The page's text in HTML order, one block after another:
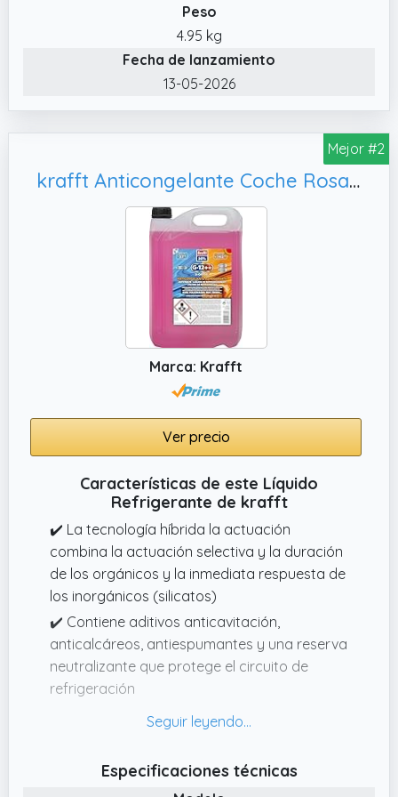
largos períodos de tiempo (Long‐Life)
permite detectar cualquier fuga en el
circuito, permitiendo así su reparación
inmediata y evitando futuras complicaciones
Peso
4.95 kg
Fecha de lanzamiento
13-05-2026
Mejor #2
krafft Anticongelante Coche Rosa G12++, Líquido Refrigerante con Tecnología Híbrida - 5 L
Marca: Krafft
Ver precio
Características de este Líquido
Refrigerante de krafft
✔️ La tecnología híbrida la actuación
combina la actuación selectiva y la duración
de los orgánicos y la inmediata respuesta de
los inorgánicos (silicatos)
✔️ Contiene aditivos anticavitación,
anticalcáreos, antiespumantes y una reserva
neutralizante que protege el circuito de
refrigeración
✔️ No contiene nitritos, aminas ni fosfatos
constructores de vehículos
Especificaciones técnicas